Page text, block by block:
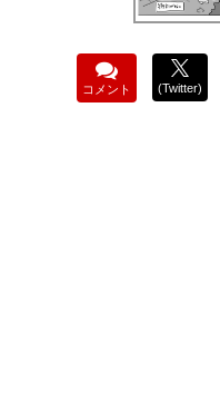
コメント (Twitter)